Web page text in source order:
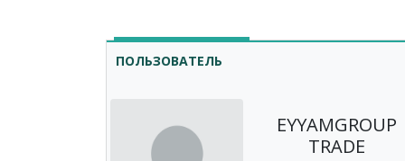
ПОЛЬЗОВАТЕЛЬ
EYYAMGROUP
TRADE